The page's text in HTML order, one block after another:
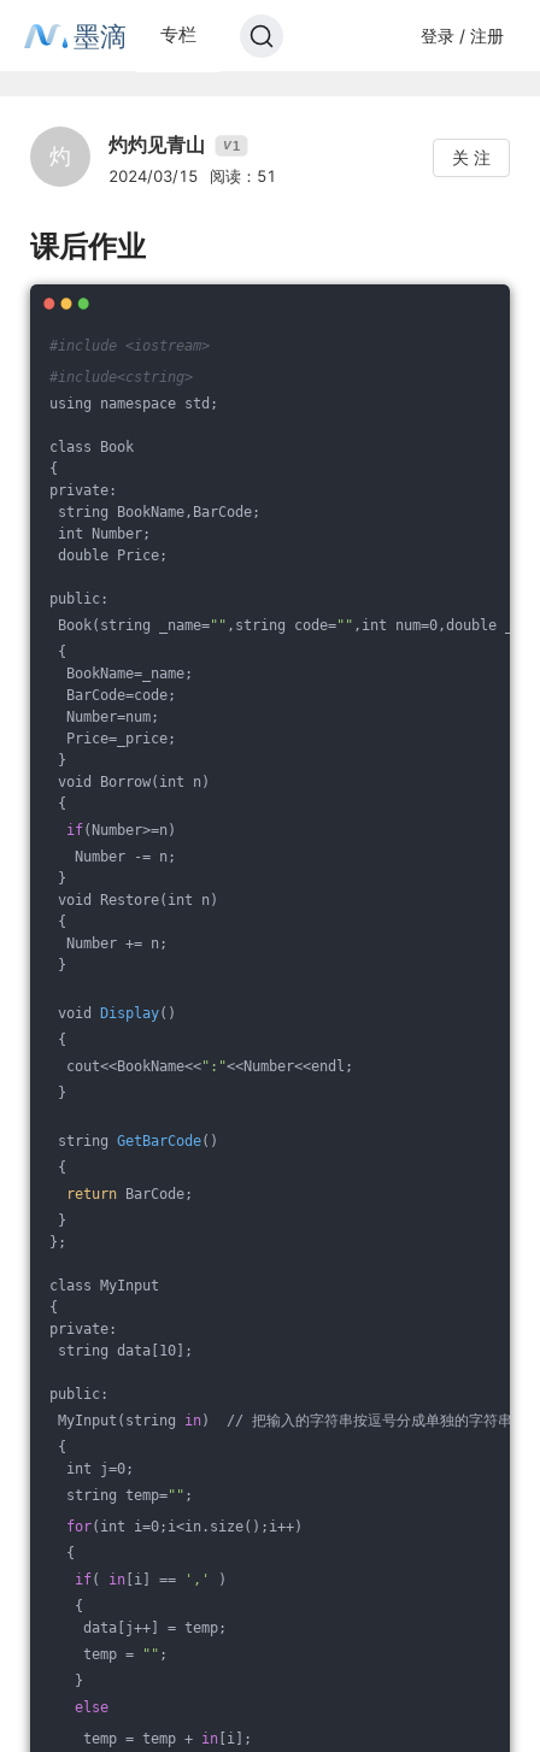
墨滴 专栏 登录 / 注册
灼 灼灼见青山 V1
2024/03/15 阅读：51
关 注
课后作业
#include <iostream>
#include<cstring>
using namespace std;
class Book
{
private:
string BookName,BarCode;
int Number;
double Price;
public:
Book(string _name="" ,string code="" ,int num=0,double
{
BookName=_name;
BarCode=code;
Number=num;
Price=_price;
}
void Borrow(int n)
{
if(Number>=n)
Number -= n;
}
void Restore(int n)
{
Number += n;
}
void Display()
{
cout<<BookName<<":"<<Number<<endl;
}
string GetBarCode()
{
return BarCode;
}
};
class MyInput
{
private:
string data[10];
public:
MyInput(string in)  // 把输入的字符串按逗号分成单独的字符串
{
int j=0;
string temp="" ;
for(int i=0;i<in.size();i++)
{
if( in [i] == ','
)
{
data[j++] = temp;
temp =
"" ;
}
else
temp = temp + in [i];